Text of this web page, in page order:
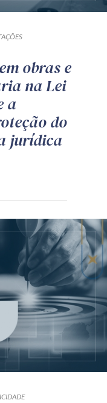
obras e
na Lei
a
do
jurídica